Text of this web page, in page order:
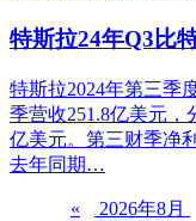
特斯拉24年Q3比
特斯拉2024年第三季
季营收251.8亿美元，
亿美元。第三财季净
去年同期…
« 2026年8月